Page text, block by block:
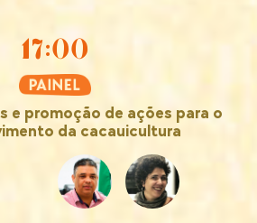
17:00
e promoção de ações para o
da cacauicultura